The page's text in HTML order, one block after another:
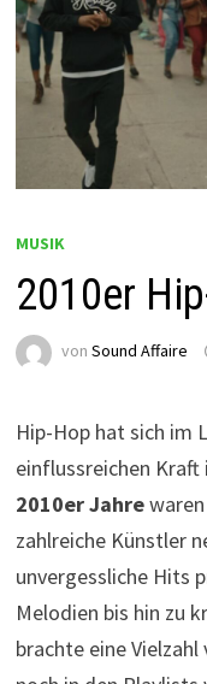
MUSIK
2010er
von Sound Affaire
Hip-Hop hat sich im
einflussreichen
2010er Jahrewaren
zahlreiche Künstler
unvergessliche Hits
Melodien bis hin zu
brachte eine